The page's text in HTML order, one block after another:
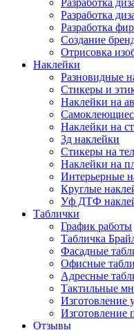
Разработка
Разработка
Разработка
Создание
Отрисовка
Наклейки
Разновидные
Стикеры и
Наклейки на
Наклейки на
3д наклейки
Cтикеры на
Наклейки на
Интерьерные
Круглые
Уф ДТФ
Таблички
График работы
Табличка
Фасадные
Офисные
Адресные
Тактильные
Изготовление
Изготовление
Отзывы